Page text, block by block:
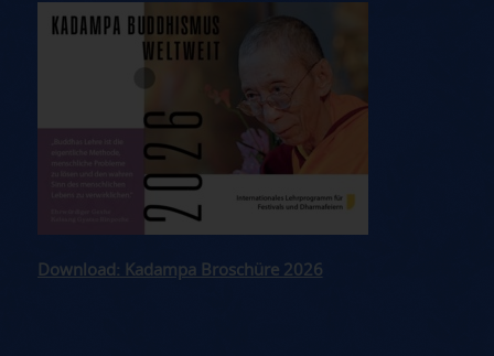
Download: Kadampa Broschüre 2026